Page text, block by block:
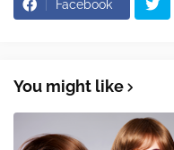
Facebook
You might like